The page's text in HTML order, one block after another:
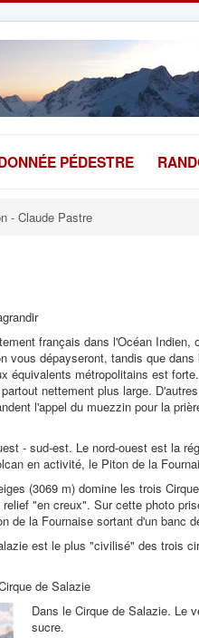
PÉDESTRE
- Claude Pastre
français dans l'Océan
vous dépayseront, tandis que
équivalents métropolitains est
nettement plus large.
l'appel du muezzin pour la
- sud-est. Le nord-ouest est la
en activité, le Piton de la
(3069 m) domine les trois
"en creux". Sur cette photo
de la Fournaise sortant d'un banc
est le plus "civilisé" des trois
de Salazie
Dans le Cirque de Salazie. Le
sucre.